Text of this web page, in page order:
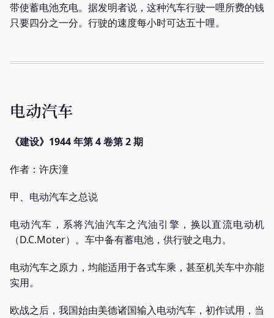
带使蓄电池充电。据发明者说，这种汽车行驶一哩所费的钱
只要四分之一分。行驶的速度每小时可达五十哩。
电动汽车
《建设》1944 年第 4 卷第 2 期
作者：许庆潼
甲、电动汽车之总说
电动汽车，系将汽油汽车之汽油引擎，换以直流电动机
（D.C.Moter）。车中备有蓄电池，供行驶之电力。
电动汽车之原力，均能适用于各式车乘，甚至机关车中亦能
实用。
欧战之后，我国始由美德诸国输入电动汽车，初作试用，当